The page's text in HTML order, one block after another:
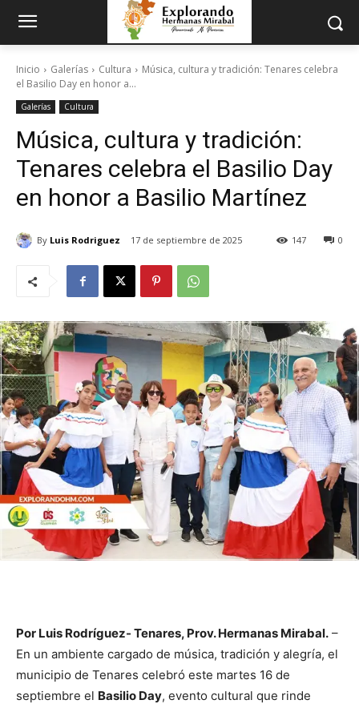
Inicio Galerías Cultura
Música, cultura y tradición: Tenares celebra
el Basilio Day en honor a...
Galerías Cultura
Música, cultura y tradición:
Tenares celebra el Basilio Day
en honor a Basilio Martínez
By Luis Rodriguez 17 de septiembre de 2025 0
147
Por Luis Rodríguez- Tenares, Prov. Hermanas Mirabal. –
En un ambiente cargado de música, tradición y alegría, el
municipio de Tenares celebró este martes 16 de
septiembre el Basilio Day, evento cultural que rinde